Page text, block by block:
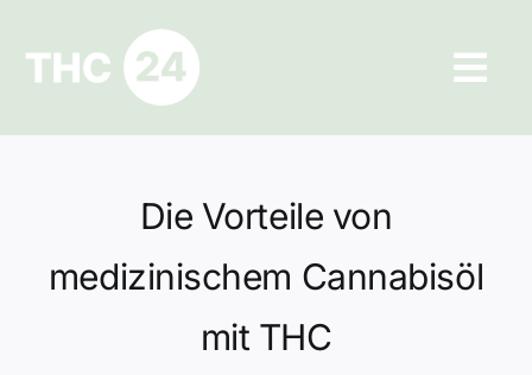
springen
Ratgeber
Hilfe und Kontakt
Datenschutz
Die Vorteile von
medizinischem Cannabisöl
mit THC